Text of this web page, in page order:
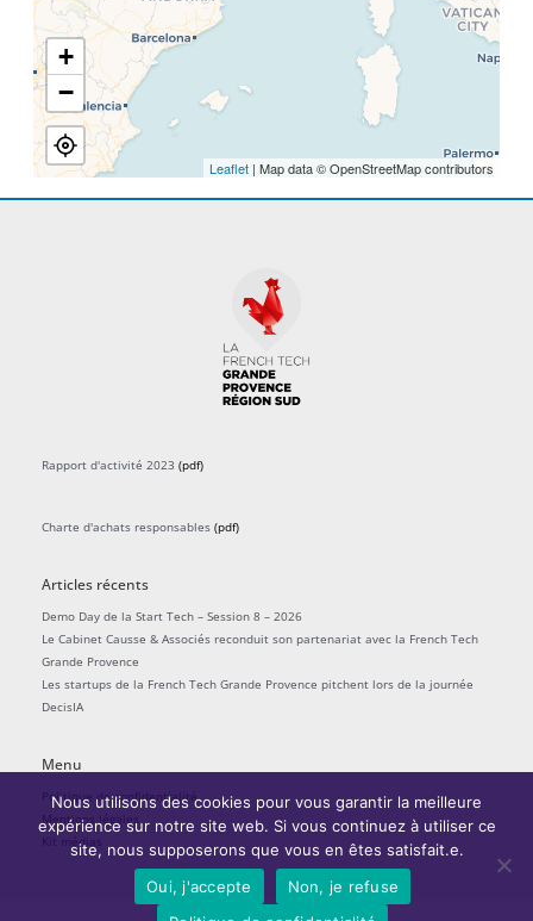
+
−
Leaflet| Map data © OpenStreetMap contributors
Rapport d'activité 2023 (pdf)
Charte d'achats responsables (pdf)
Articles récents
Demo Day de la Start Tech – Session 8 – 2026
Le Cabinet Causse & Associés reconduit son partenariat avec la French Tech
Grande Provence
Les startups de la French Tech Grande Provence pitchent lors de la journée
DecisIA
Menu
Politique de confidentialité
Mentions légales
Kit médias
Nous utilisons des cookies pour vous garantir la meilleure
expérience sur notre site web. Si vous continuez à utiliser ce
site, nous supposerons que vous en êtes satisfait.e.
Oui, j'accepte
Non, je refuse